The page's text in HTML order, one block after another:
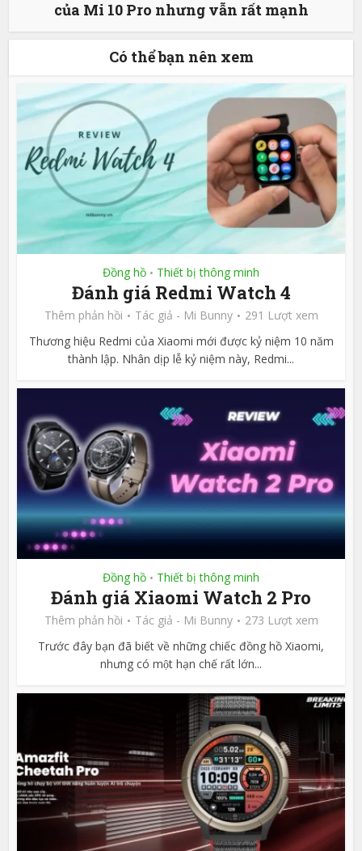
của Mi 10 Pro nhưng vẫn rất mạnh
Có thể bạn nên xem
Đồng hồ • Thiết bị thông minh
Đánh giá Redmi Watch 4
Thêm phản hồi Tác giả - Mi Bunny
291 Lượt xem
Thương hiệu Redmi của Xiaomi mới được kỷ niệm 10 năm
thành lập. Nhân dịp lễ kỷ niệm này, Redmi...
Đồng hồ • Thiết bị thông minh
Đánh giá Xiaomi Watch 2 Pro
Thêm phản hồi Tác giả - Mi Bunny
273 Lượt xem
Trước đây bạn đã biết về những chiếc đồng hồ Xiaomi,
nhưng có một hạn chế rất lớn...